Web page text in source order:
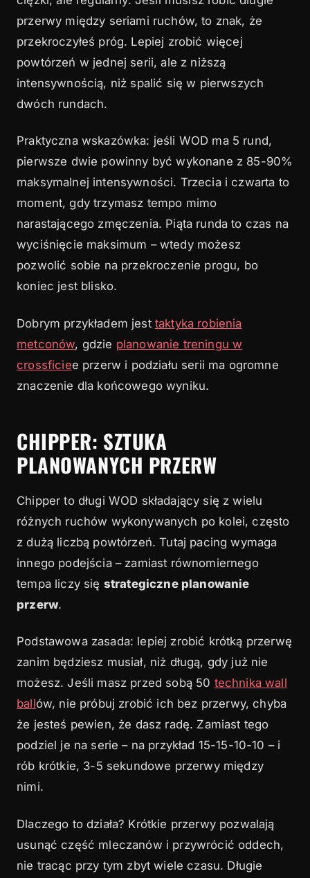
przerwy między seriami ruchów, to znak, że
przekroczyłeś próg. Lepiej zrobić więcej
powtórzeń w jednej serii, ale z niższą
intensywnością, niż spalić się w pierwszych
dwóch rundach.
Praktyczna wskazówka: jeśli WOD ma 5 rund,
pierwsze dwie powinny być wykonane z 85-90%
maksymalnej intensywności. Trzecia i czwarta to
moment, gdy trzymasz tempo mimo
narastającego zmęczenia. Piąta runda to czas na
wyciśnięcie maksimum – wtedy możesz
pozwolić sobie na przekroczenie progu, bo
koniec jest blisko.
Dobrym przykładem jest taktyka robienia
metconów, gdzie planowanie treningu w
crossficiee przerw i podziału serii ma ogromne
znaczenie dla końcowego wyniku.
CHIPPER: SZTUKA
PLANOWANYCH PRZERW
Chipper to długi WOD składający się z wielu
różnych ruchów wykonywanych po kolei, często
z dużą liczbą powtórzeń. Tutaj pacing wymaga
innego podejścia – zamiast równomiernego
tempa liczy się strategiczne planowanie
przerw.
Podstawowa zasada: lepiej zrobić krótką przerwę
zanim będziesz musiał, niż długą, gdy już nie
możesz. Jeśli masz przed sobą 50 technika wall
ballów, nie próbuj zrobić ich bez przerwy, chyba
że jesteś pewien, że dasz radę. Zamiast tego
podziel je na serie – na przykład 15-15-10-10 – i
rób krótkie, 3-5 sekundowe przerwy między
nimi.
Dlaczego to działa? Krótkie przerwy pozwalają
usunąć część mleczanów i przywrócić oddech,
nie tracąc przy tym zbyt wiele czasu. Długie